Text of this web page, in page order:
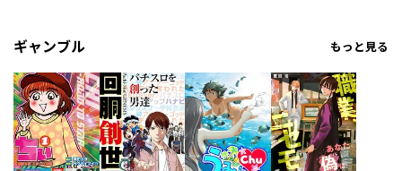
ギャンブル もっと見る